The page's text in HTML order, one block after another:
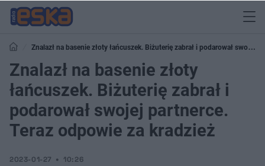
Znalazł na basenie złoty łańcuszek. Biżuterię zabrał i podarował swojej
partnerce. Teraz odpowie za kradzież
Znalazł na basenie złoty
łańcuszek. Biżuterię zabrał i
podarował swojej partnerce.
Teraz odpowie za kradzież
2023-01-27 10:26